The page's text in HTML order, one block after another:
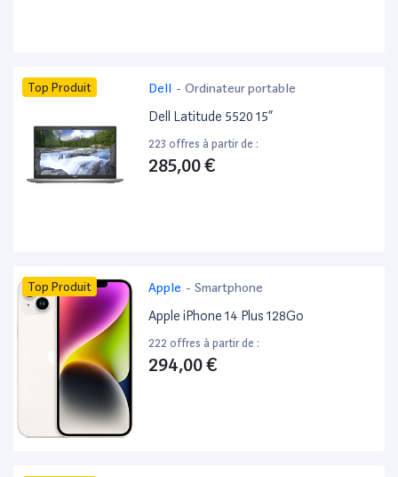
Top Produit Dell - Ordinateur portable
Dell Latitude 5520 15”
223 offres à partir de :
285,00 €
Top Produit Apple - Smartphone
Apple iPhone 14 Plus 128Go
222 offres à partir de :
294,00 €